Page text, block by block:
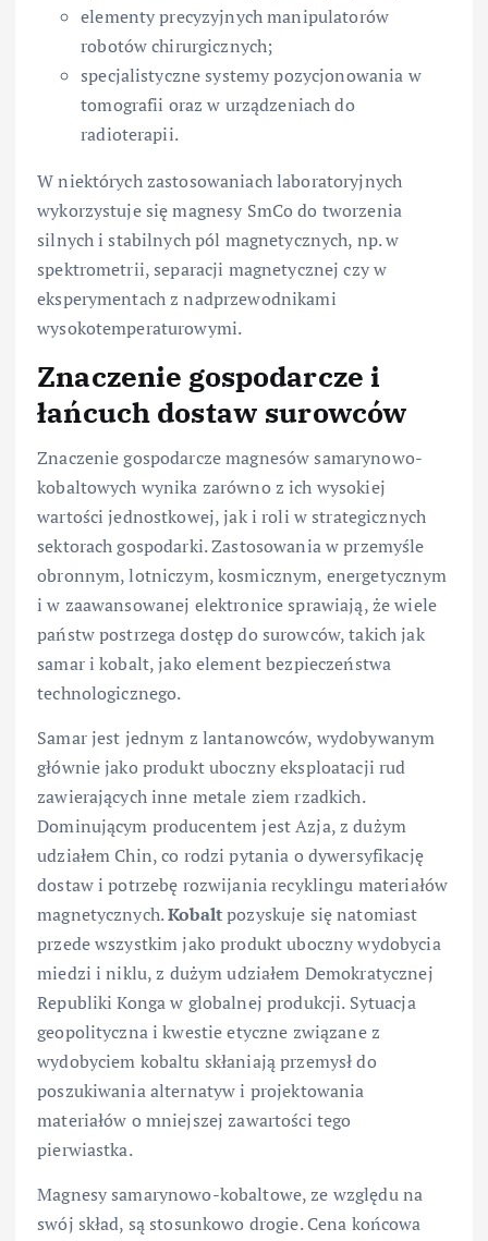
elementy precyzyjnych manipulatorów
robotów chirurgicznych;
specjalistyczne systemy pozycjonowania w
tomografii oraz w urządzeniach do
radioterapii.
W niektórych zastosowaniach laboratoryjnych
wykorzystuje się magnesy SmCo do tworzenia
silnych i stabilnych pól magnetycznych, np. w
spektrometrii, separacji magnetycznej czy w
eksperymentach z nadprzewodnikami
wysokotemperaturowymi.
Znaczenie gospodarcze i
łańcuch dostaw surowców
Znaczenie gospodarcze magnesów samarynowo-
kobaltowych wynika zarówno z ich wysokiej
wartości jednostkowej, jak i roli w strategicznych
sektorach gospodarki. Zastosowania w przemyśle
obronnym, lotniczym, kosmicznym, energetycznym
i w zaawansowanej elektronice sprawiają, że wiele
państw postrzega dostęp do surowców, takich jak
samar i kobalt, jako element bezpieczeństwa
technologicznego.
Samar jest jednym z lantanowców, wydobywanym
głównie jako produkt uboczny eksploatacji rud
zawierających inne metale ziem rzadkich.
Dominującym producentem jest Azja, z dużym
udziałem Chin, co rodzi pytania o dywersyfikację
dostaw i potrzebę rozwijania recyklingu materiałów
magnetycznych.Kobaltpozyskuje się natomiast
przede wszystkim jako produkt uboczny wydobycia
miedzi i niklu, z dużym udziałem Demokratycznej
Republiki Konga w globalnej produkcji. Sytuacja
geopolityczna i kwestie etyczne związane z
wydobyciem kobaltu skłaniają przemysł do
poszukiwania alternatyw i projektowania
materiałów o mniejszej zawartości tego
pierwiastka.
Magnesy samarynowo-kobaltowe, ze względu na
swój skład, są stosunkowo drogie. Cena końcowa